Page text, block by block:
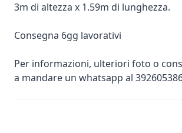
3m di altezza x 1.59m di lunghezza.
Consegna 6gg lavorativi
Per informazioni, ulteriori foto o
a mandare un whatsapp al